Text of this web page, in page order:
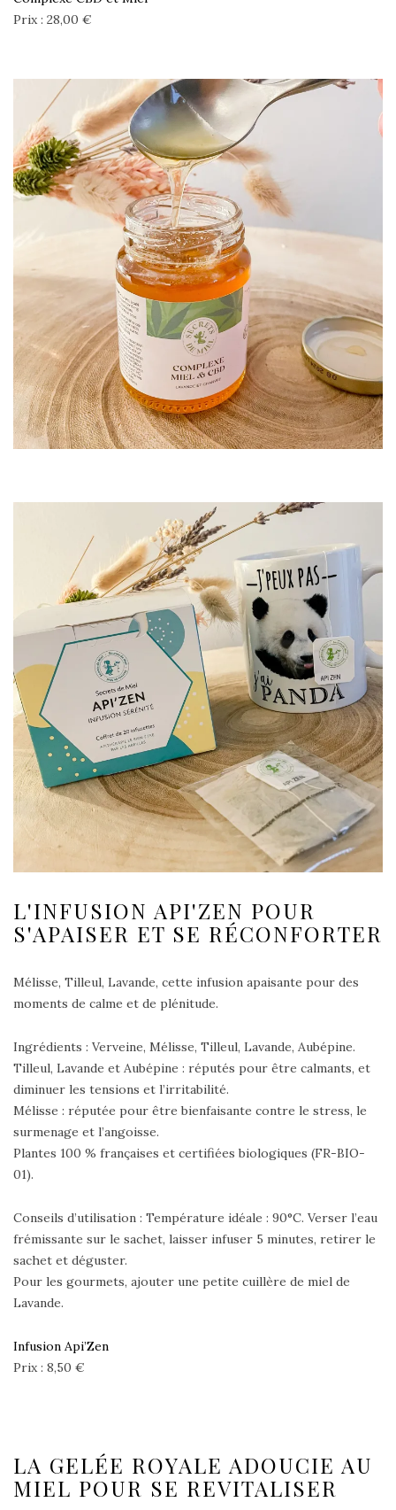
Prix : 28,00 €
L'INFUSION API'ZEN POUR
S'APAISER ET SE RÉCONFORTER
Mélisse, Tilleul, Lavande, cette infusion apaisante pour des
moments de calme et de plénitude.
Ingrédients : Verveine, Mélisse, Tilleul, Lavande, Aubépine.
Tilleul, Lavande et Aubépine : réputés pour être calmants, et
diminuer les tensions et l’irritabilité.
Mélisse : réputée pour être bienfaisante contre le stress, le
surmenage et l’angoisse.
Plantes 100 % françaises et certifiées biologiques (FR-BIO-
01).
Conseils d’utilisation : Température idéale : 90°C. Verser l’eau
frémissante sur le sachet, laisser infuser 5 minutes, retirer le
sachet et déguster.
Pour les gourmets, ajouter une petite cuillère de miel de
Lavande.
Infusion Api’Zen
Prix : 8,50 €
LA GELÉE ROYALE ADOUCIE AU
MIEL POUR SE REVITALISER